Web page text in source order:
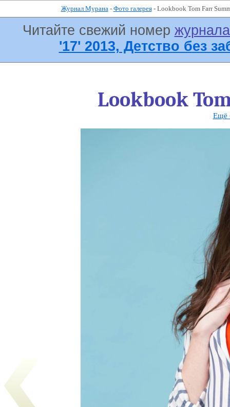
Журнал Мурана- Фото галерея- Lookbook Tom Farr
Читайте свежий номер
'17' 2013, Детство без
Lookbook
Ещё